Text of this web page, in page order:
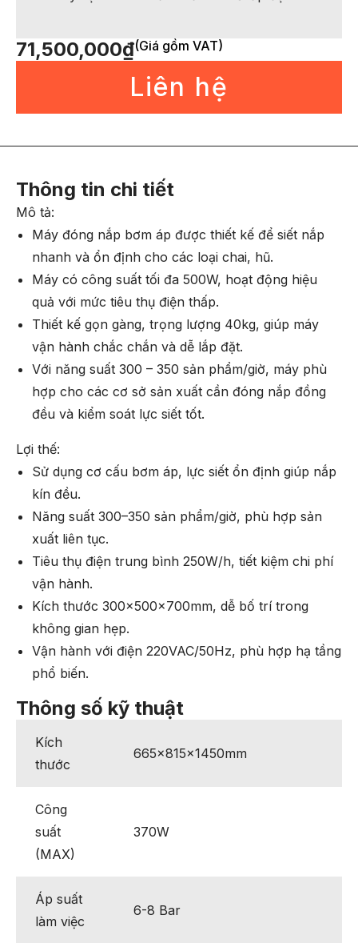
71,500,000₫(Giá gồm VAT)
Liên hệ
Thông tin chi tiết
Mô tả:
Máy đóng nắp bơm áp được thiết kế để siết nắp
nhanh và ổn định cho các loại chai, hũ.
Máy có công suất tối đa 500W, hoạt động hiệu
quả với mức tiêu thụ điện thấp.
Thiết kế gọn gàng, trọng lượng 40kg, giúp máy
vận hành chắc chắn và dễ lắp đặt.
Với năng suất 300 – 350 sản phẩm/giờ, máy phù
hợp cho các cơ sở sản xuất cần đóng nắp đồng
đều và kiểm soát lực siết tốt.
Lợi thế:
Sử dụng cơ cấu bơm áp, lực siết ổn định giúp nắp
kín đều.
Năng suất 300–350 sản phẩm/giờ, phù hợp sản
xuất liên tục.
Tiêu thụ điện trung bình 250W/h, tiết kiệm chi phí
vận hành.
Kích thước 300x500x700mm, dễ bố trí trong
không gian hẹp.
Vận hành với điện 220VAC/50Hz, phù hợp hạ tầng
phổ biến.
Thông số kỹ thuật
Kích
thước
665x815x1450mm
Công
suất
(MAX)
370W
Áp suất
làm việc
6-8 Bar